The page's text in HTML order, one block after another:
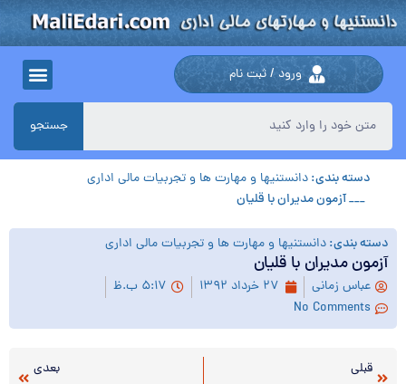
ورود / ثبت نام
جستجو
دسته بندی:دانستنیها و مهارت ها و تجربیات مالی اداری
___ آزمون مديران با قليان
دسته بندی:دانستنیها و مهارت ها و تجربیات مالی اداری
آزمون مديران با قليان
عباس زمانی ۲۷ خرداد ۱۳۹۲
۵:۱۷ ب.ظ
No Comments
قبلی
بعدی